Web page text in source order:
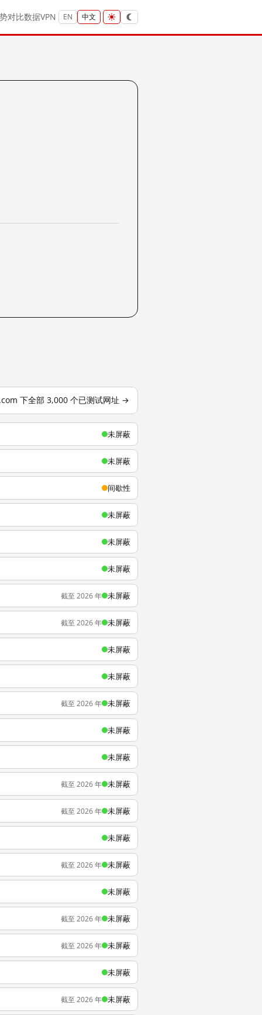
对比数据VPN EN 中文
下全部 3,000 个已测试网址 →
未屏蔽
未屏蔽
间歇性
未屏蔽
未屏蔽
未屏蔽
截至 2026 年 未屏蔽
截至 2026 年 未屏蔽
未屏蔽
未屏蔽
截至 2026 年 未屏蔽
未屏蔽
未屏蔽
截至 2026 年 未屏蔽
截至 2026 年 未屏蔽
未屏蔽
截至 2026 年 未屏蔽
未屏蔽
截至 2026 年 未屏蔽
截至 2026 年 未屏蔽
未屏蔽
截至 2026 年 未屏蔽